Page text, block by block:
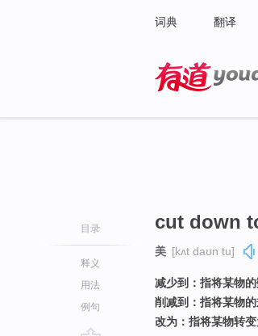
词典 翻译
目录
释义
用法
例句
cut down
美 [kʌt daʊn tu]
减少到：指将某物
削减到：指将某物
改为：指将某物转变